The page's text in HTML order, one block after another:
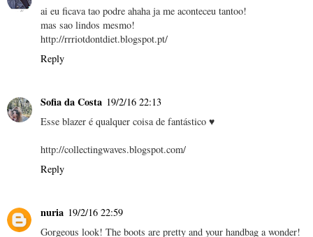
ai eu ficava tao podre ahaha ja me aconteceu tantoo!
mas sao lindos mesmo!
http://rrriotdontdiet.blogspot.pt/
Reply
Sofia da Costa 19/2/16 22:13
Esse blazer é qualquer coisa de fantástico ♥
http://collectingwaves.blogspot.com/
Reply
nuria 19/2/16 22:59
Gorgeous look! The boots are pretty and your handbag a wonder!